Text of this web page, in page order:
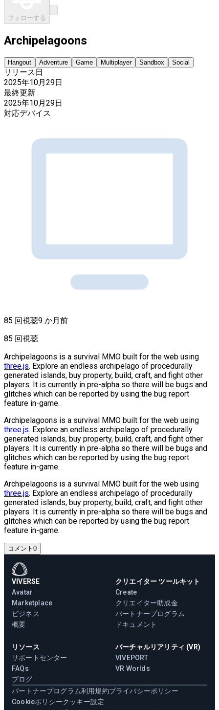
フォローする
Archipelagoons
Hangout Adventure Game Multiplayer Sandbox Social
リリース日
2025年10月29日
最終更新
2025年10月29日
対応デバイス
85 回視聴9 か月前
85 回視聴
Archipelagoons is a survival MMO built for the web using
three.js. Explore an endless archipelago of procedurally
generated islands, buy property, build, craft, and fight other
players. It is currently in pre-alpha so there will be bugs and
glitches which can be reported by using the bug report
feature in-game.
Archipelagoons is a survival MMO built for the web using
three.js. Explore an endless archipelago of procedurally
generated islands, buy property, build, craft, and fight other
players. It is currently in pre-alpha so there will be bugs and
glitches which can be reported by using the bug report
feature in-game.
Archipelagoons is a survival MMO built for the web using
three.js. Explore an endless archipelago of procedurally
generated islands, buy property, build, craft, and fight other
players. It is currently in pre-alpha so there will be bugs and
glitches which can be reported by using the bug report
feature in-game.
コメント 0
VIVERSE
Avatar
Marketplace
ビジネス
概要
クリエイター ツールキット
Create
クリエイター助成金
パートナープログラム
ドキュメント
リソース
サポートセンター
FAQs
ブログ
バーチャルリアリティ (VR)
VIVEPORT
VR Worlds
パートナープログラム利用規約プライバシーポリシー
Cookieポリシークッキー設定